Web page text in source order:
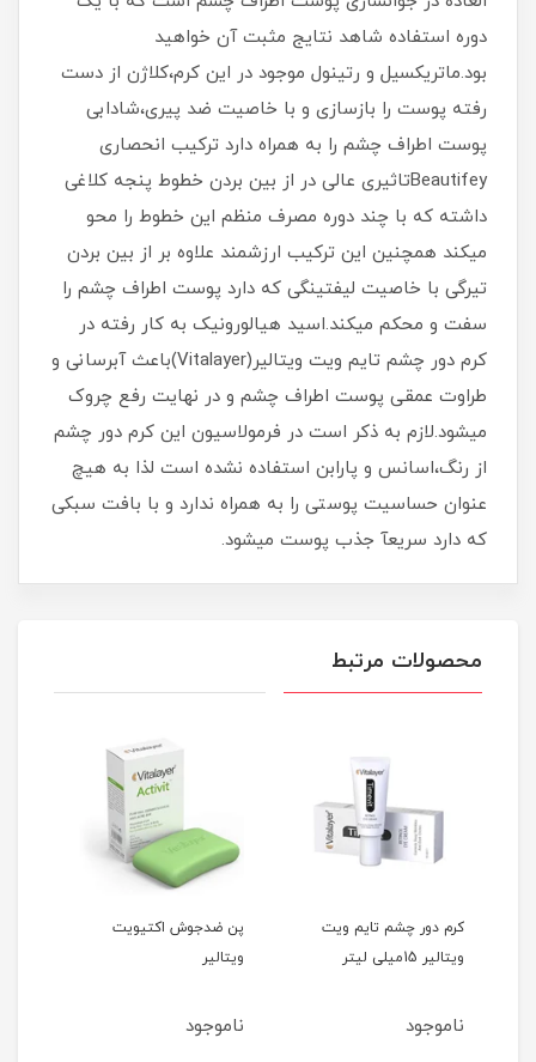
دوره استفاده شاهد نتایج مثبت آن خواهید
بود.ماتریکسیل و رتینول موجود در این کرم،کلاژن از دست
رفته پوست را بازسازی و با خاصیت ضد پیری،شادابی
پوست اطراف چشم را به همراه دارد ترکیب انحصاری
Beautifeyتاثیری عالی در از بین بردن خطوط پنجه کلاغی
داشته که با چند دوره مصرف منظم این خطوط را محو
میکند همچنین این ترکیب ارزشمند علاوه بر از بین بردن
تیرگی با خاصیت لیفتینگی که دارد پوست اطراف چشم را
سفت و محکم میکند.اسید هیالورونیک به کار رفته در
کرم دور چشم تایم ویت ویتالیر(Vitalayer)باعث آبرسانی و
طراوت عمقی پوست اطراف چشم و در نهایت رفع چروک
میشود.لازم به ذکر است در فرمولاسیون این کرم دور چشم
از رنگ،اسانس و پارابن استفاده نشده است لذا به هیچ
عنوان حساسیت پوستی را به همراه ندارد و با بافت سبکی
که دارد سریعآ جذب پوست میشود.
محصولات مرتبط
کرم دور چشم تایم ویت
ویتالیر 15میلی لیتر
ناموجود
پن ضدجوش اکتیویت
ویتالیر
ناموجود